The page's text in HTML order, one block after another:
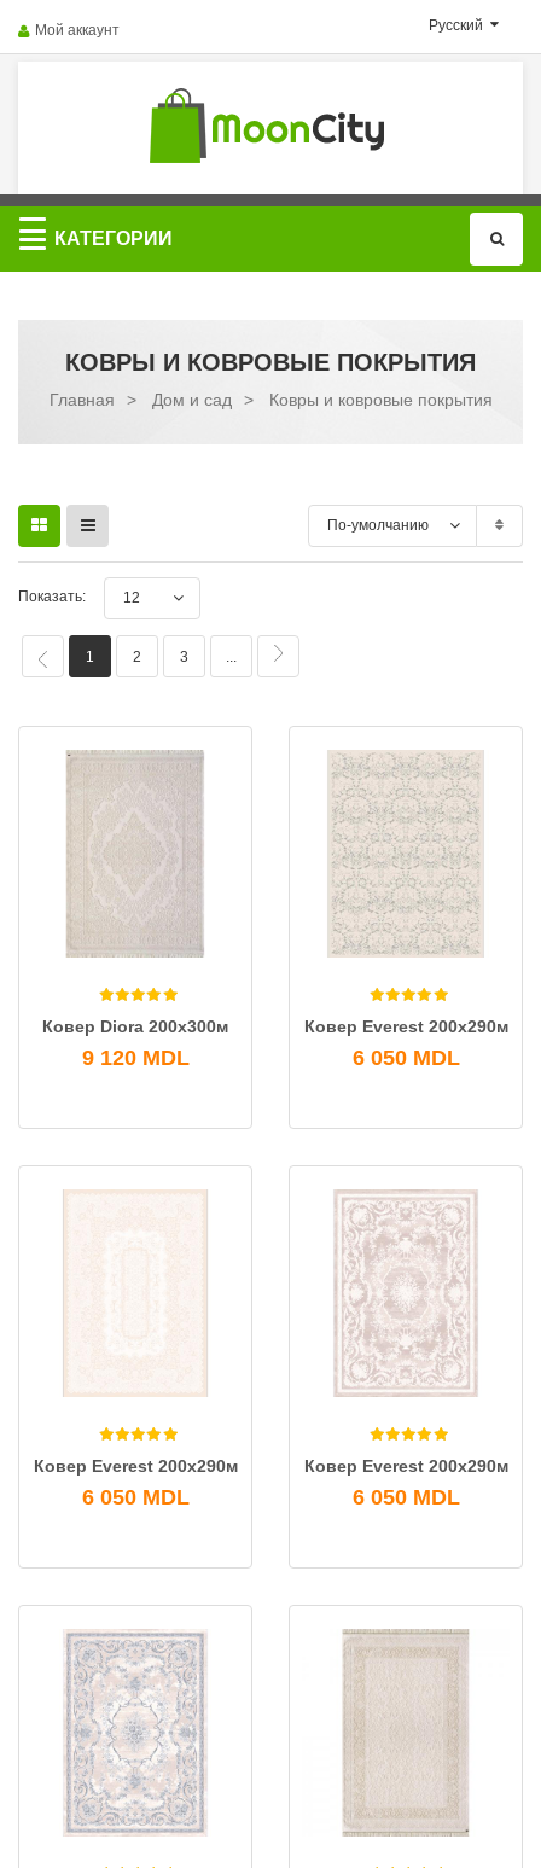
Русский
Мой аккаунт
Категории
КАТЕГОРИИ
КОВРЫ И КОВРОВЫЕ ПОКРЫТИЯ
Главная > Дом и сад > Ковры и ковровые покрытия
По-умолчанию
Показать: 12
1 2 3 ...
Ковeр Diora 200x300м
9 120 MDL
Ковeр Everest 200x290м
6 050 MDL
Ковeр Everest 200x290м
6 050 MDL
Ковeр Everest 200x290м
6 050 MDL